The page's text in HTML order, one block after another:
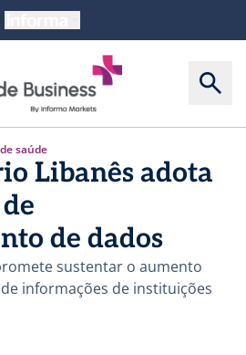
saúde
Libanês adota
de dados
sustentar o aumento
informações de instituições